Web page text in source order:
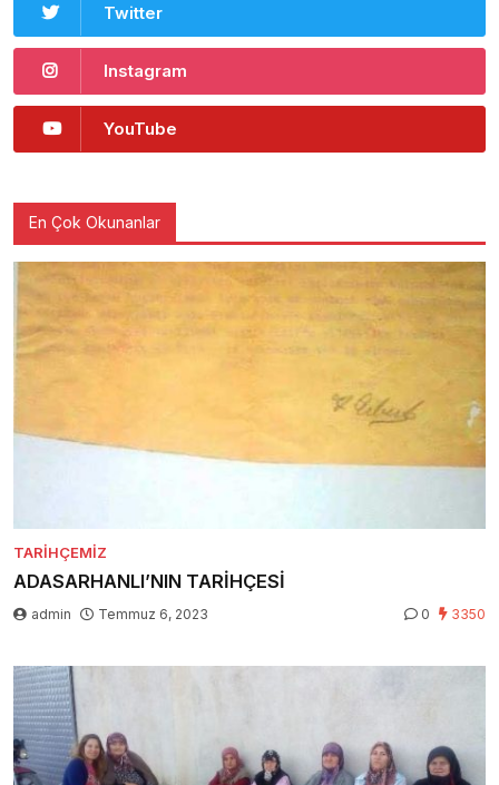
Twitter
Instagram
YouTube
En Çok Okunanlar
TARIHÇEMIZ
ADASARHANLI’NIN TARİHÇESİ
admin Temmuz 6, 2023 0 3350